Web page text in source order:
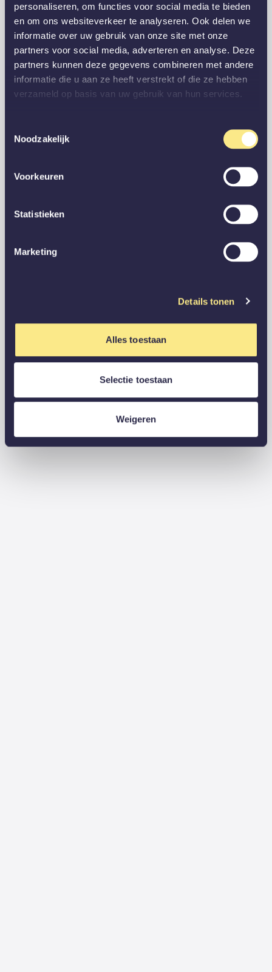
personaliseren, om functies voor social media te bieden
en om ons websiteverkeer te analyseren. Ook delen we
informatie over uw gebruik van onze site met onze
partners voor social media, adverteren en analyse. Deze
partners kunnen deze gegevens combineren met andere
informatie die u aan ze heeft verstrekt of die ze hebben
verzameld op basis van uw gebruik van hun services.
Noodzakelijk
Voorkeuren
Statistieken
Marketing
Details tonen
Alles toestaan
Selectie toestaan
Weigeren